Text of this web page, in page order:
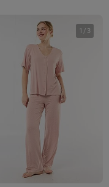
1 / 3